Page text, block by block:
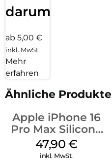
darum!
ab 5,00 €
inkl. MwSt.
Mehr
erfahren
Ähnliche Produkte
Apple iPhone 16
Pro Max Silicone
Case MagSafe
Black
47,90 €
inkl. MwSt.